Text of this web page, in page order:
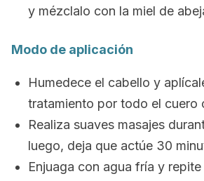
y mézclalo con la miel de
Modo de aplicación
Humedece el cabello y
tratamiento por todo el cuero
Realiza suaves masajes
luego, deja que actúe 30
Enjuaga con agua fría y